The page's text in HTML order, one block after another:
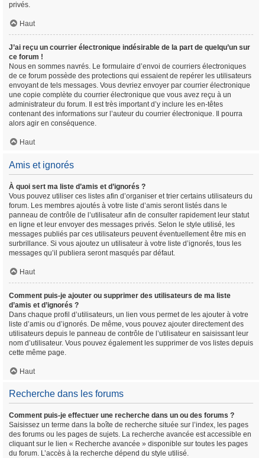
privés.
Haut
J’ai reçu un courrier électronique indésirable de la part de quelqu’un sur
ce forum !
Nous en sommes navrés. Le formulaire d’envoi de courriers électroniques
de ce forum possède des protections qui essaient de repérer les utilisateurs
envoyant de tels messages. Vous devriez envoyer par courrier électronique
une copie complète du courrier électronique que vous avez reçu à un
administrateur du forum. Il est très important d’y inclure les en-têtes
contenant des informations sur l’auteur du courrier électronique. Il pourra
alors agir en conséquence.
Haut
Amis et ignorés
À quoi sert ma liste d’amis et d’ignorés ?
Vous pouvez utiliser ces listes afin d’organiser et trier certains utilisateurs du
forum. Les membres ajoutés à votre liste d’amis seront listés dans le
panneau de contrôle de l’utilisateur afin de consulter rapidement leur statut
en ligne et leur envoyer des messages privés. Selon le style utilisé, les
messages publiés par ces utilisateurs peuvent éventuellement être mis en
surbrillance. Si vous ajoutez un utilisateur à votre liste d’ignorés, tous les
messages qu’il publiera seront masqués par défaut.
Haut
Comment puis-je ajouter ou supprimer des utilisateurs de ma liste
d’amis et d’ignorés ?
Dans chaque profil d’utilisateurs, un lien vous permet de les ajouter à votre
liste d’amis ou d’ignorés. De même, vous pouvez ajouter directement des
utilisateurs depuis le panneau de contrôle de l’utilisateur en saisissant leur
nom d’utilisateur. Vous pouvez également les supprimer de vos listes depuis
cette même page.
Haut
Recherche dans les forums
Comment puis-je effectuer une recherche dans un ou des forums ?
Saisissez un terme dans la boîte de recherche située sur l’index, les pages
des forums ou les pages de sujets. La recherche avancée est accessible en
cliquant sur le lien « Recherche avancée » disponible sur toutes les pages
du forum. L’accès à la recherche dépend du style utilisé.